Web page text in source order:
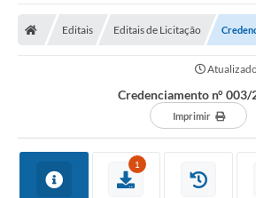
Editais Editais de Licitação
Credenciamento n° 003/
Imprimir
1